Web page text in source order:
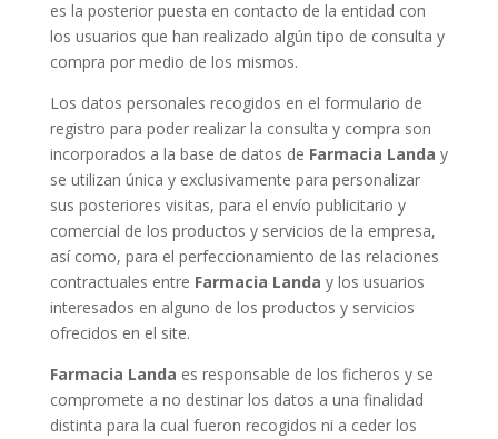
es la posterior puesta en contacto de la entidad con
los usuarios que han realizado algún tipo de consulta y
compra por medio de los mismos.
Los datos personales recogidos en el formulario de
registro para poder realizar la consulta y compra son
incorporados a la base de datos de Farmacia Landa y
se utilizan única y exclusivamente para personalizar
sus posteriores visitas, para el envío publicitario y
comercial de los productos y servicios de la empresa,
así como, para el perfeccionamiento de las relaciones
contractuales entre Farmacia Landa y los usuarios
interesados en alguno de los productos y servicios
ofrecidos en el site.
Farmacia Landa es responsable de los ficheros y se
compromete a no destinar los datos a una finalidad
distinta para la cual fueron recogidos ni a ceder los